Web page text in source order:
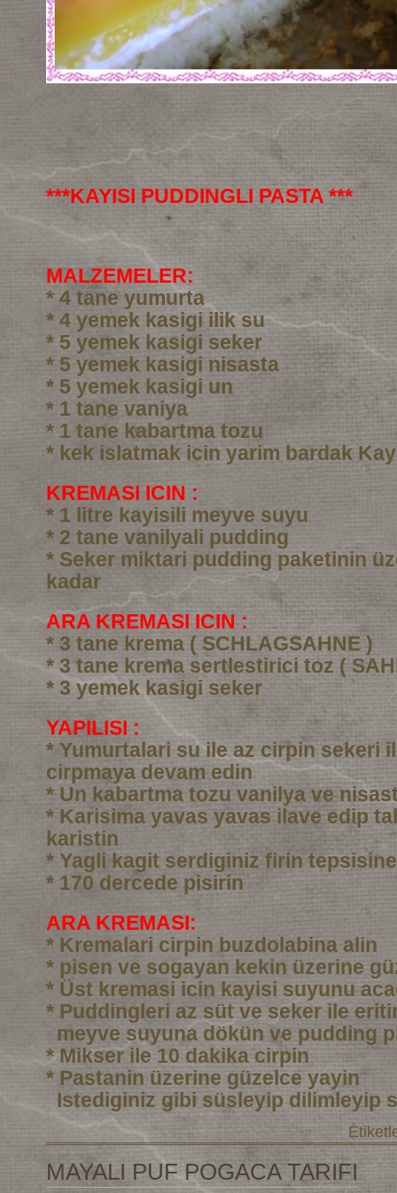
***KAYISI PUDDINGLI PASTA ***
MALZEMELER:
* 4 tane yumurta
* 4 yemek kasigi ilik su
* 5 yemek kasigi seker
* 5 yemek kasigi nisasta
* 5 yemek kasigi un
* 1 tane vaniya
* 1 tane kabartma tozu
* kek islatmak icin yarim bardak
KREMASI ICIN :
* 1 litre kayisili meyve suyu
* 2 tane vanilyali pudding
* Seker miktari pudding paketinin
kadar
ARA KREMASI ICIN :
* 3 tane krema ( SCHLAGSAHNE )
* 3 tane krema sertlestirici toz (
* 3 yemek kasigi seker
YAPILISI :
* Yumurtalari su ile az cirpin sekeri
cirpmaya devam edin
* Un kabartma tozu vanilya ve
* Karisima yavas yavas ilave edip
karistin
* Yagli kagit serdiginiz firin
* 170 dercede pisirin
ARA KREMASI:
* Kremalari cirpin buzdolabina alin
* pisen ve sogayan kekin üzerine
* Üst kremasi icin kayisi suyunu
* Puddingleri az süt ve seker ile
meyve suyuna dökün ve pudding
* Mikser ile 10 dakika cirpin
* Pastanin üzerine güzelce yayin
Istediginiz gibi süsleyip dilimleyip
MAYALI PUF POGACA TARIFI